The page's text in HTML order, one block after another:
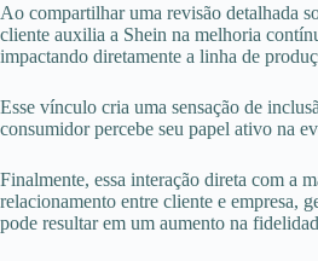
Ao compartilhar uma revisão detalhada
cliente auxilia a Shein na melhoria
impactando diretamente a linha de
Esse vínculo cria uma sensação de
consumidor percebe seu papel ativo na
Finalmente, essa interação direta com a
relacionamento entre cliente e empresa,
pode resultar em um aumento na